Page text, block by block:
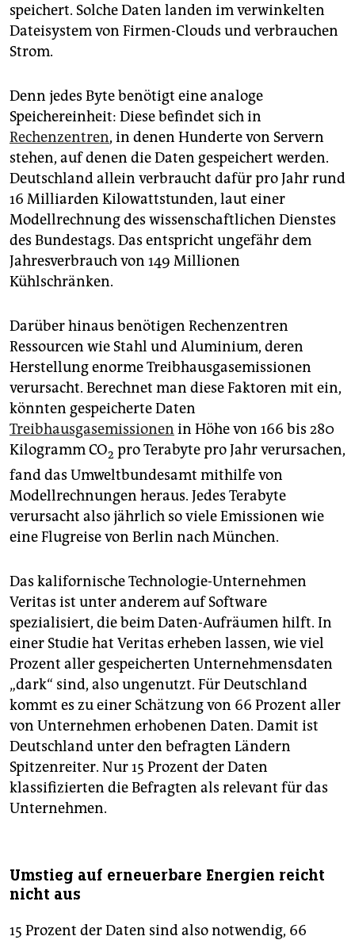
speichert. Solche Daten landen im verwinkelten
Dateisystem von Firmen-Clouds und verbrauchen
Strom.
Denn jedes Byte benötigt eine analoge
Speichereinheit: Diese befindet sich in
Rechenzentren, in denen Hunderte von Servern
stehen, auf denen die Daten gespeichert werden.
Deutschland allein verbraucht dafür pro Jahr rund
16 Milliarden Kilowattstunden, laut einer
Modellrechnung des wissenschaftlichen Dienstes
des Bundestags. Das entspricht ungefähr dem
Jahresverbrauch von 149 Millionen
Kühlschränken.
Darüber hinaus benötigen Rechenzentren
Ressourcen wie Stahl und Aluminium, deren
Herstellung enorme Treib­haus­gas­emis­sio­nen
verursacht. Berechnet man diese Faktoren mit ein,
könnten gespeicherte Daten
Treibhausgasemissionen in Höhe von 166 bis 280
Kilogramm CO2 pro Terabyte pro Jahr verursachen,
fand das Umweltbundesamt mithilfe von
Modellrechnungen heraus. Jedes Terabyte
verursacht also jährlich so viele Emissionen wie
eine Flugreise von Berlin nach München.
Das kalifornische Technologie-Unternehmen
Veritas ist unter anderem auf Software
spezialisiert, die beim Daten-Aufräumen hilft. In
einer Studie hat Veritas erheben lassen, wie viel
Prozent aller gespeicherten Unternehmensdaten
„dark“ sind, also ungenutzt. Für Deutschland
kommt es zu einer Schätzung von 66 Prozent aller
von Unternehmen erhobenen Daten. Damit ist
Deutschland unter den befragten Ländern
Spitzenreiter. Nur 15 Prozent der Daten
klassifizierten die Befragten als relevant für das
Unternehmen.
Umstieg auf erneuerbare Energien reicht
nicht aus
15 Prozent der Daten sind also notwendig, 66